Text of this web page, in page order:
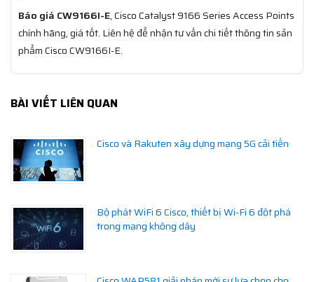
Báo giá CW9166I-E, Cisco Catalyst 9166 Series Access Points
chính hãng, giá tốt. Liên hệ để nhận tư vấn chi tiết thông tin sản
phẩm Cisco CW9166I-E.
BÀI VIẾT LIÊN QUAN
Cisco và Rakuten xây dựng mạng 5G cải tiến
Bộ phát WiFi 6 Cisco, thiết bị Wi-Fi 6 đột phá
trong mạng không dây